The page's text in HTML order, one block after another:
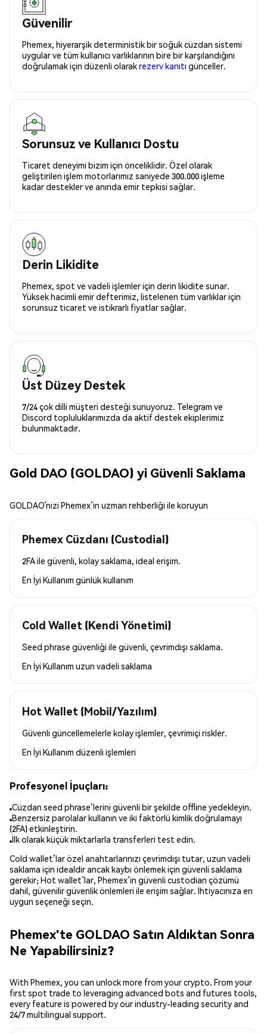
Güvenilir
Phemex, hiyerarşik deterministik bir soğuk cüzdan sistemi
uygular ve tüm kullanıcı varlıklarının bire bir karşılandığını
doğrulamak için düzenli olarakrezerv kanıtı günceller.
Sorunsuz ve Kullanıcı Dostu
Ticaret deneyimi bizim için önceliklidir. Özel olarak
geliştirilen işlem motorlarımız saniyede 300.000 işleme
kadar destekler ve anında emir tepkisi sağlar.
Derin Likidite
Phemex, spot ve vadeli işlemler için derin likidite sunar.
Yüksek hacimli emir defterimiz, listelenen tüm varlıklar için
sorunsuz ticaret ve istikrarlı fiyatlar sağlar.
Üst Düzey Destek
7/24 çok dilli müşteri desteği sunuyoruz. Telegram ve
Discord topluluklarımızda da aktif destek ekiplerimiz
bulunmaktadır.
Gold DAO (GOLDAO) yi Güvenli Saklama
GOLDAO’nizi Phemex’in uzman rehberliği ile koruyun
Phemex Cüzdanı (Custodial)
2FA ile güvenli, kolay saklama, ideal erişim.
En İyi Kullanım günlük kullanım
Cold Wallet (Kendi Yönetimi)
Seed phrase güvenliği ile güvenli, çevrimdışı saklama.
En İyi Kullanım uzun vadeli saklama
Hot Wallet (Mobil/Yazılım)
Güvenli güncellemelerle kolay işlemler, çevrimiçi riskler.
En İyi Kullanım düzenli işlemleri
Profesyonel İpuçları:
Cüzdan seed phrase’lerini güvenli bir şekilde offline yedekleyin.
Benzersiz parolalar kullanın ve iki faktörlü kimlik doğrulamayı
(2FA) etkinleştirin.
İlk olarak küçük miktarlarla transferleri test edin.
Cold wallet’lar özel anahtarlarınızı çevrimdışı tutar, uzun vadeli
saklama için idealdir ancak kaybı önlemek için güvenli saklama
gerekir; Hot wallet’lar, Phemex’in güvenli custodian çözümü
dahil, güvenilir güvenlik önlemleri ile erişim sağlar. İhtiyacınıza en
uygun seçeneği seçin.
Phemex'te GOLDAO Satın Aldıktan Sonra
Ne Yapabilirsiniz?
With Phemex, you can unlock more from your crypto. From your
first spot trade to leveraging advanced bots and futures tools,
every feature is powered by our industry-leading security and
24/7 multilingual support.